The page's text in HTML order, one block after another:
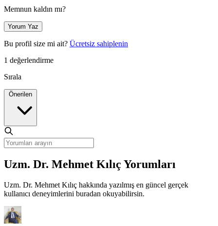
Memnun kaldın mı?
Yorum Yaz
Bu profil size mi ait? Ücretsiz sahiplenin
1 değerlendirme
Sırala
Uzm. Dr. Mehmet Kılıç Yorumları
Uzm. Dr. Mehmet Kılıç hakkında yazılmış en güncel gerçek
kullanıcı deneyimlerini buradan okuyabilirsin.